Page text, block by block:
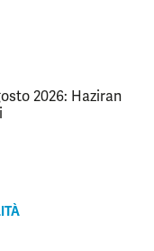
2026: Haziran